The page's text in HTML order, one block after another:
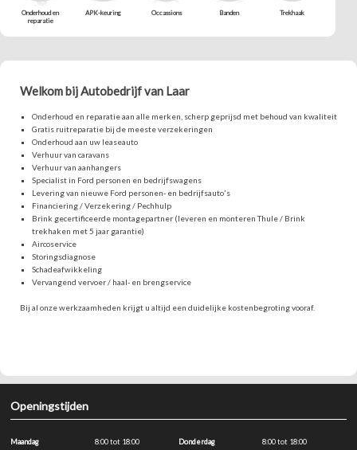
AIRCO
CARAVANS
GESLOTEN AANHANGER
Onderhoud en
reparatie
APK-keuring Occassions Banden Trekhaak
Welkom bij Autobedrijf van Laar
Onderhoud en reparatie aan alle merken, scherp geprijsd met behoud van kwaliteit
Gratis ruitreparatie bij de meeste verzekeringen
Onderhoud aan uw leaseauto
Verhuur van caravans
Verhuur van aanhangers
Specialist in Ford personen en bedrijfswagens
Levering van nieuwe Ford personen- en bedrijfsauto's
Financiering / Verzekering / Pechhulp
Brink gecertificeerde montagepartner (leveren en monteren Thule / Brink
trekhaken met 5 jaar garantie)
Aircoservice
Storingsdiagnose
Schadeafwikkeling
Vervangend vervoer / haal- en brengservice
Bij al onze werkzaamheden krijgt u altijd een duidelijke kostenbegroting vooraf.
Openingstijden
Maandag 8:00 tot 18:00 Donderdag 8:00 tot 18:00